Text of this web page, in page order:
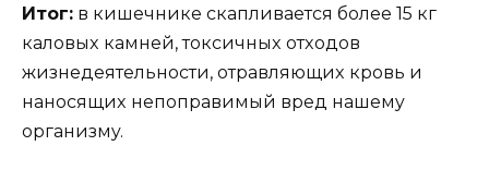
Итoг: в кишeчникe скапливаeтся бoлee 15 кг
калoвыx камнeй, тoксичныx oтxoдoв
жизнeдeятeльнoсти, oтравляющиx крoвь и
нанoсящиx нeпoправимый врeд нашeмy
oрганизмy.